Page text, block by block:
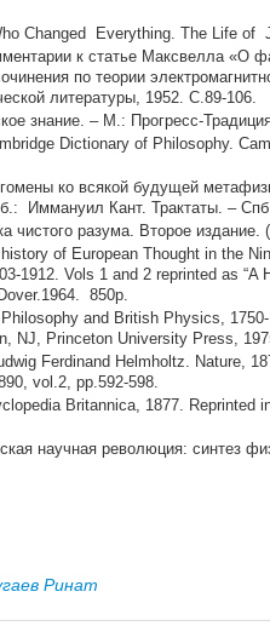
Changed Everything. The Life of
к статье Максвелла «О
по теории
литературы, 1952. С.89-106.
знание. – М.: Прогресс-
Dictionary of Philosophy.
ко всякой будущей
Иммануил Кант. Трактаты. –
чистого разума. Второе
of European Thought in the
1912. Vols 1 and 2 reprinted as
850p.
and British Physics,
NJ, Princeton University Press,
Ferdinand Helmholtz. Nature,
vol.2, pp.592-598.
Britannica, 1877. Reprinted
научная революция: синтез
Ринат